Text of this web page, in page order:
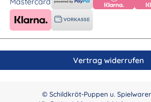
Vertrag widerrufen
© Schildkröt-Puppen u.